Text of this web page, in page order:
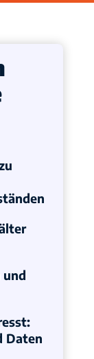
und
Daten